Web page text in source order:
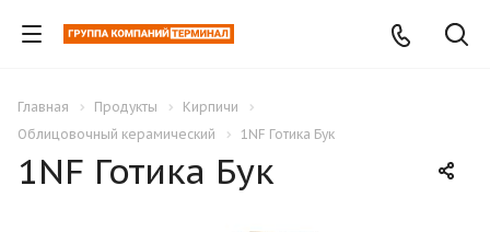
Главная Продукты
Кирпичи
Облицовочный керамический
1NF Готика Бук
1NF Готика Бук